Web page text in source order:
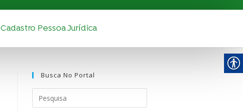
Cadastro Pessoa Jurídica
Busca No Portal